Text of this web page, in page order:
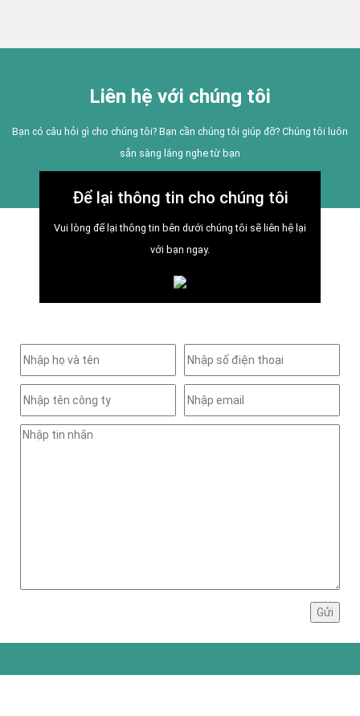
Liên hệ với chúng tôi
Bạn có câu hỏi gì cho chúng tôi? Bạn cần chúng tôi giúp đỡ? Chúng tôi luôn
sẵn sàng lắng nghe từ bạn
Để lại thông tin cho chúng tôi
Vui lòng để lại thông tin bên dưới chúng tôi sẽ liên hệ lại
với bạn ngay.